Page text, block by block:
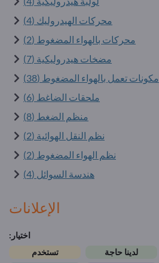
محركات الهيدروليك (4)
محركات بالهواء المضغوط (2)
مضخات هيدروليكية (7)
مكونات تعمل بالهواء المضغوط (38)
ملحقات الضاغط (6)
منظم الضغط (8)
نظم النقل الهوائية (2)
نظم الهواء المضغوط (2)
هندسة السوائل (4)
الإعلانات
اختيار:
لدينا حاجة
تستخدم